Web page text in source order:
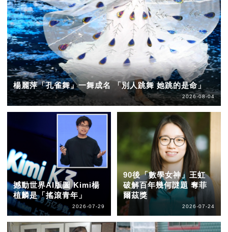
楊麗萍「孔雀舞」一舞成名 「別人跳舞 她跳的是命」
2026-08-04
撼動世界AI版圖 Kimi楊
植麟是「搖滾青年」
2026-07-29
90後「數學女神」王虹
破解百年幾何謎題 奪菲
爾茲獎
2026-07-24